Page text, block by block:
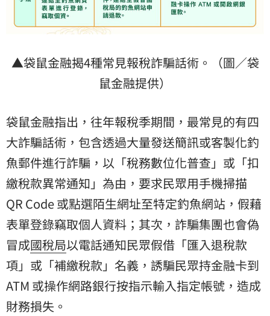
▲袋鼠金融揭4種常見報稅詐騙話術。（圖／袋
鼠金融提供）
袋鼠金融指出，往年報稅季期間，最常見的有四
大詐騙話術，包含透過大量發送簡訊或客製化釣
魚郵件進行詐騙，以「稅務數位化普查」或「扣
繳稅款異常通知」為由，要求民眾用手機掃描
QR Code 或點選陌生網址至特定釣魚網站，假藉
表單登錄竊取個人資料；其次，詐騙集團也會偽
冒成國稅局以電話通知民眾假借「匯入退稅款
項」或「補繳稅款」名義，誘騙民眾持金融卡到
ATM 或操作網路銀行按指示輸入指定帳號，造成
財務損失。